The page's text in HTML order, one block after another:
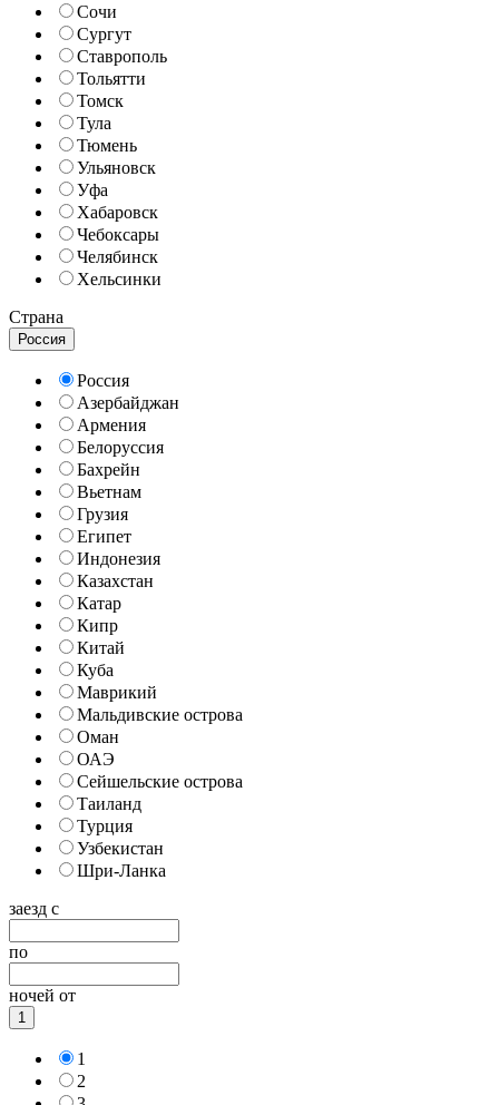
Сочи
Сургут
Ставрополь
Тольятти
Томск
Тула
Тюмень
Ульяновск
Уфа
Хабаровск
Чебоксары
Челябинск
Хельсинки
Страна
Россия
Россия
Азербайджан
Армения
Белоруссия
Бахрейн
Вьетнам
Грузия
Египет
Индонезия
Казахстан
Катар
Кипр
Китай
Куба
Маврикий
Мальдивские острова
Оман
ОАЭ
Сейшельские острова
Таиланд
Турция
Узбекистан
Шри-Ланка
заезд с
по
ночей от
1
1
2